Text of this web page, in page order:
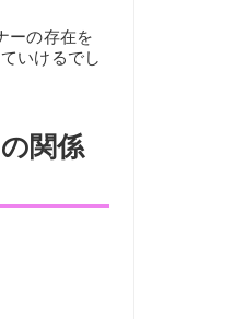
ーの存在を
いけるでし
関係